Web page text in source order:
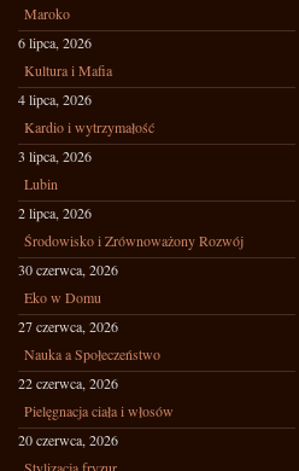
Maroko
6 lipca, 2026
Kultura i Mafia
4 lipca, 2026
Kardio i wytrzymałość
3 lipca, 2026
Lubin
2 lipca, 2026
Środowisko i Zrównoważony Rozwój
30 czerwca, 2026
Eko w Domu
27 czerwca, 2026
Nauka a Społeczeństwo
22 czerwca, 2026
Pielęgnacja ciała i włosów
20 czerwca, 2026